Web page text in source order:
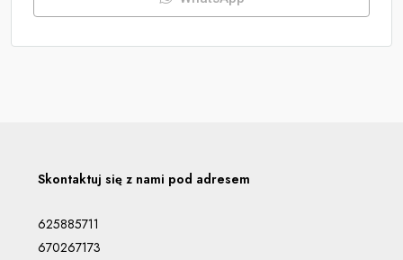
Skontaktuj się z nami pod adresem
625885711
670267173